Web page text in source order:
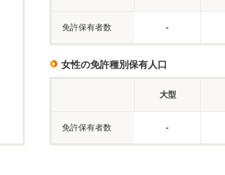
免許保有者数 -
女性の免許種別保有人口
大型
免許保有者数 -